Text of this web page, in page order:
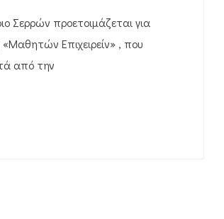
Σερρών προετοιμάζεται για
Επιχειρείν» , που
από την